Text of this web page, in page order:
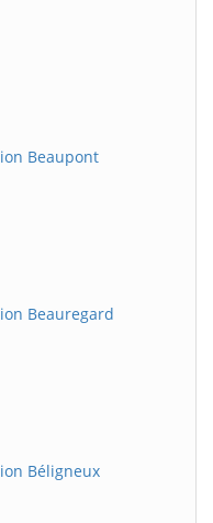
Beaupont
Beauregard
Béligneux